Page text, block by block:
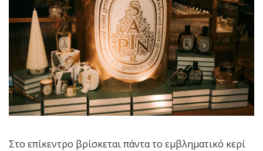
Στο επίκεντρο βρίσκεται πάντα το εμβληματικό κερί